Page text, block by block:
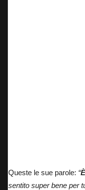
Queste le sue parole: “
sentito super bene per